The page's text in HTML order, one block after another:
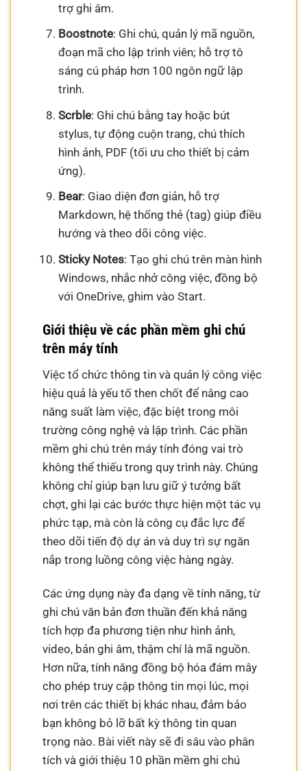
trợ ghi âm.
Boostnote: Ghi chú, quản lý mã nguồn,
đoạn mã cho lập trình viên; hỗ trợ tô
sáng cú pháp hơn 100 ngôn ngữ lập
trình.
Scrble: Ghi chú bằng tay hoặc bút
stylus, tự động cuộn trang, chú thích
hình ảnh, PDF (tối ưu cho thiết bị cảm
ứng).
Bear: Giao diện đơn giản, hỗ trợ
Markdown, hệ thống thẻ (tag) giúp điều
hướng và theo dõi công việc.
Sticky Notes: Tạo ghi chú trên màn hình
Windows, nhắc nhở công việc, đồng bộ
với OneDrive, ghim vào Start.
Giới thiệu về các phần mềm ghi chú
trên máy tính
Việc tổ chức thông tin và quản lý công việc
hiệu quả là yếu tố then chốt để nâng cao
năng suất làm việc, đặc biệt trong môi
trường công nghệ và lập trình. Các phần
mềm ghi chú trên máy tính đóng vai trò
không thể thiếu trong quy trình này. Chúng
không chỉ giúp bạn lưu giữ ý tưởng bất
chợt, ghi lại các bước thực hiện một tác vụ
phức tạp, mà còn là công cụ đắc lực để
theo dõi tiến độ dự án và duy trì sự ngăn
nắp trong luồng công việc hàng ngày.
Các ứng dụng này đa dạng về tính năng, từ
ghi chú văn bản đơn thuần đến khả năng
tích hợp đa phương tiện như hình ảnh,
video, bản ghi âm, thậm chí là mã nguồn.
Hơn nữa, tính năng đồng bộ hóa đám mây
cho phép truy cập thông tin mọi lúc, mọi
nơi trên các thiết bị khác nhau, đảm bảo
bạn không bỏ lỡ bất kỳ thông tin quan
trọng nào. Bài viết này sẽ đi sâu vào phân
tích và giới thiệu 10 phần mềm ghi chú